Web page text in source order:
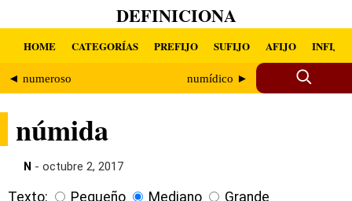
DEFINICIONA
HOME CATEGORÍAS PREFIJO SUFIJO AFIJO INFIJO
◄ numeroso numídico ►
númida
N - octubre 2, 2017
Texto: Pequeño Mediano Grande